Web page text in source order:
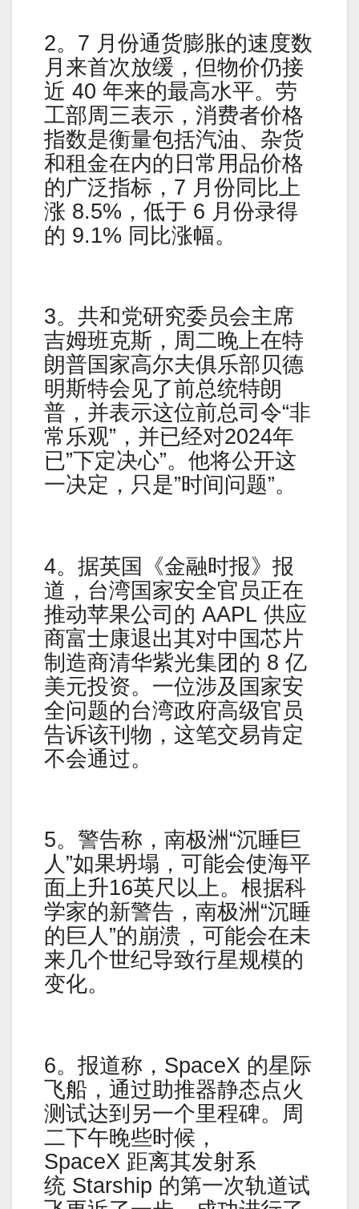
2。7 月份通货膨胀的速度数
月来首次放缓，但物价仍接
近 40 年来的最高水平。劳
工部周三表示，消费者价格
指数是衡量包括汽油、杂货
和租金在内的日常用品价格
的广泛指标，7 月份同比上
涨 8.5%，低于 6 月份录得
的 9.1% 同比涨幅。
3。共和党研究委员会主席
吉姆班克斯，周二晚上在特
朗普国家高尔夫俱乐部贝德
明斯特会见了前总统特朗
普，并表示这位前总司令“非
常乐观”，并已经对2024年
已”下定决心”。他将公开这
一决定，只是”时间问题”。
4。据英国《金融时报》报
道，台湾国家安全官员正在
推动苹果公司的 AAPL 供应
商富士康退出其对中国芯片
制造商清华紫光集团的 8 亿
美元投资。一位涉及国家安
全问题的台湾政府高级官员
告诉该刊物，这笔交易肯定
不会通过。
5。警告称，南极洲“沉睡巨
人”如果坍塌，可能会使海平
面上升16英尺以上。根据科
学家的新警告，南极洲“沉睡
的巨人”的崩溃，可能会在未
来几个世纪导致行星规模的
变化。
6。报道称，SpaceX 的星际
飞船，通过助推器静态点火
测试达到另一个里程碑。周
二下午晚些时候，
SpaceX 距离其发射系
统 Starship 的第一次轨道试